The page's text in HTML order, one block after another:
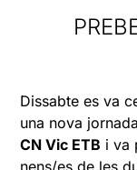
Dissabte es va
una nova
CN Vic ETB i va